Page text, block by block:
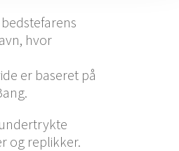
hvor
er baseret på
og replikker.